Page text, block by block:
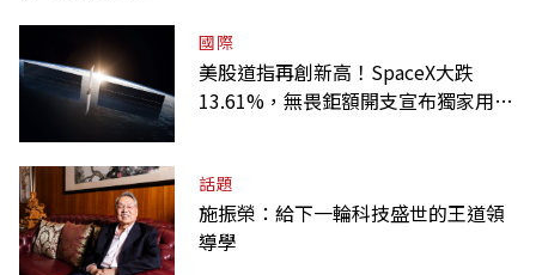
國際
美股道指再創新高！SpaceX大跌
13.61%，無畏鉅額開支宣布獨家用輝
話題
施振榮：給下一輪科技盛世的王道領
導學